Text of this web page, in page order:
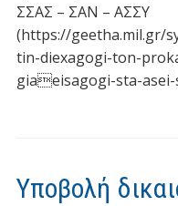
ΣΣΑΣ – ΣΑΝ – ΑΣΣΥ
(https://geetha.mil.gr/
tin-diexagogi-ton-
giaeisagogi-sta-asei-
Υποβολή